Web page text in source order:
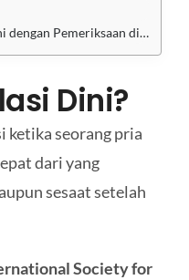
di Klinik Apollo Jakarta
Dini?
ketika seorang pria
dari yang
sesaat setelah
Society for